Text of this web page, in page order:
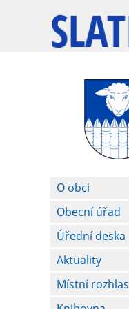
O obci
Obecní úřad
Úřední deska
Aktuality
Místní rozhlas